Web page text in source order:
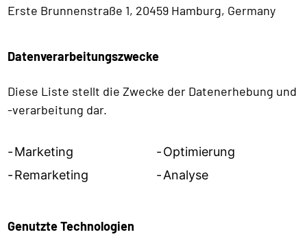
Erste Brunnenstraße 1, 20459 Hamburg, Germany
Datenverarbeitungszwecke
Diese Liste stellt die Zwecke der Datenerhebung und
-verarbeitung dar.
Marketing
Optimierung
Remarketing
Analyse
Genutzte Technologien